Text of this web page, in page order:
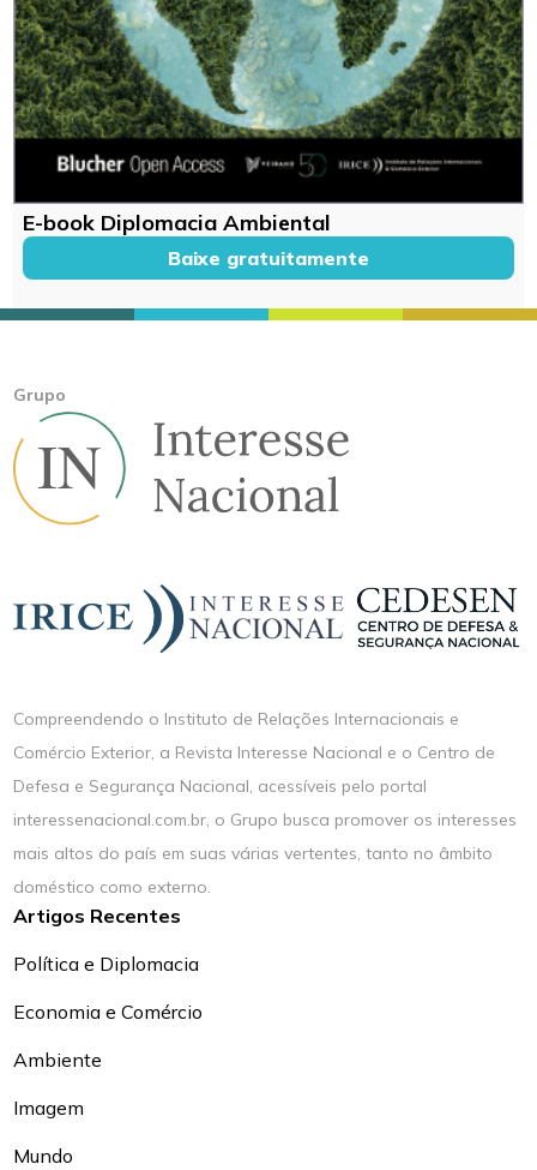
E-book Diplomacia Ambiental
Baixe gratuitamente
Grupo
Compreendendo o Instituto de Relações Internacionais e
Comércio Exterior, a Revista Interesse Nacional e o Centro de
Defesa e Segurança Nacional, acessíveis pelo portal
interessenacional.com.br, o Grupo busca promover os interesses
mais altos do país em suas várias vertentes, tanto no âmbito
doméstico como externo.
Artigos Recentes
Política e Diplomacia
Economia e Comércio
Ambiente
Imagem
Mundo